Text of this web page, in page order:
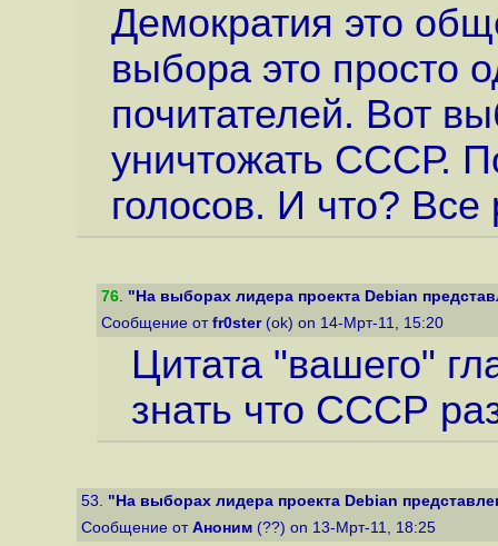
Демократия это
выбора это просто
почитателей. Вот
уничтожать СССР.
голосов. И что?
76. "На выборах лидера проекта Debian
Сообщение от fr0ster(ok) on 14-Мрт-11, 15:20
Цитата "вашего"
знать что СССР
53. "На выборах лидера проекта Debian
Сообщение от Аноним (??) on 13-Мрт-11, 18:25